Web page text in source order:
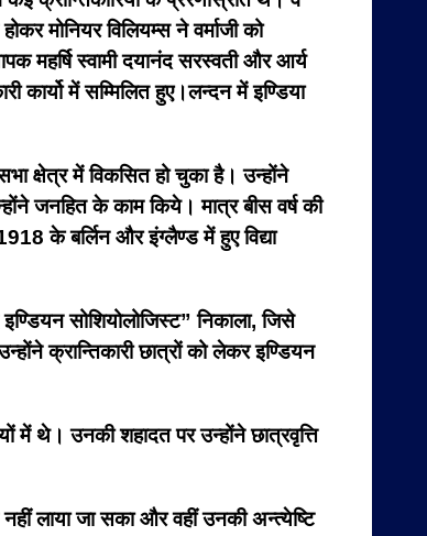
मोनियर विलियम्स ने वर्माजी को
महर्षि स्वामी दयानंद सरस्वती और आर्य
कार्यो में सम्मिलित हुए।लन्दन में इण्डिया
क्षेत्र में विकसित हो चुका है। उन्होंने
जनहित के काम किये। मात्र बीस वर्ष की
के बर्लिन और इंग्लैण्ड में हुए विद्या
सोशियोलोजिस्ट” निकाला, जिसे
क्रान्तिकारी छात्रों को लेकर इण्डियन
में थे। उनकी शहादत पर उन्होंने छात्रवृत्ति
लाया जा सका और वहीं उनकी अन्त्येष्टि